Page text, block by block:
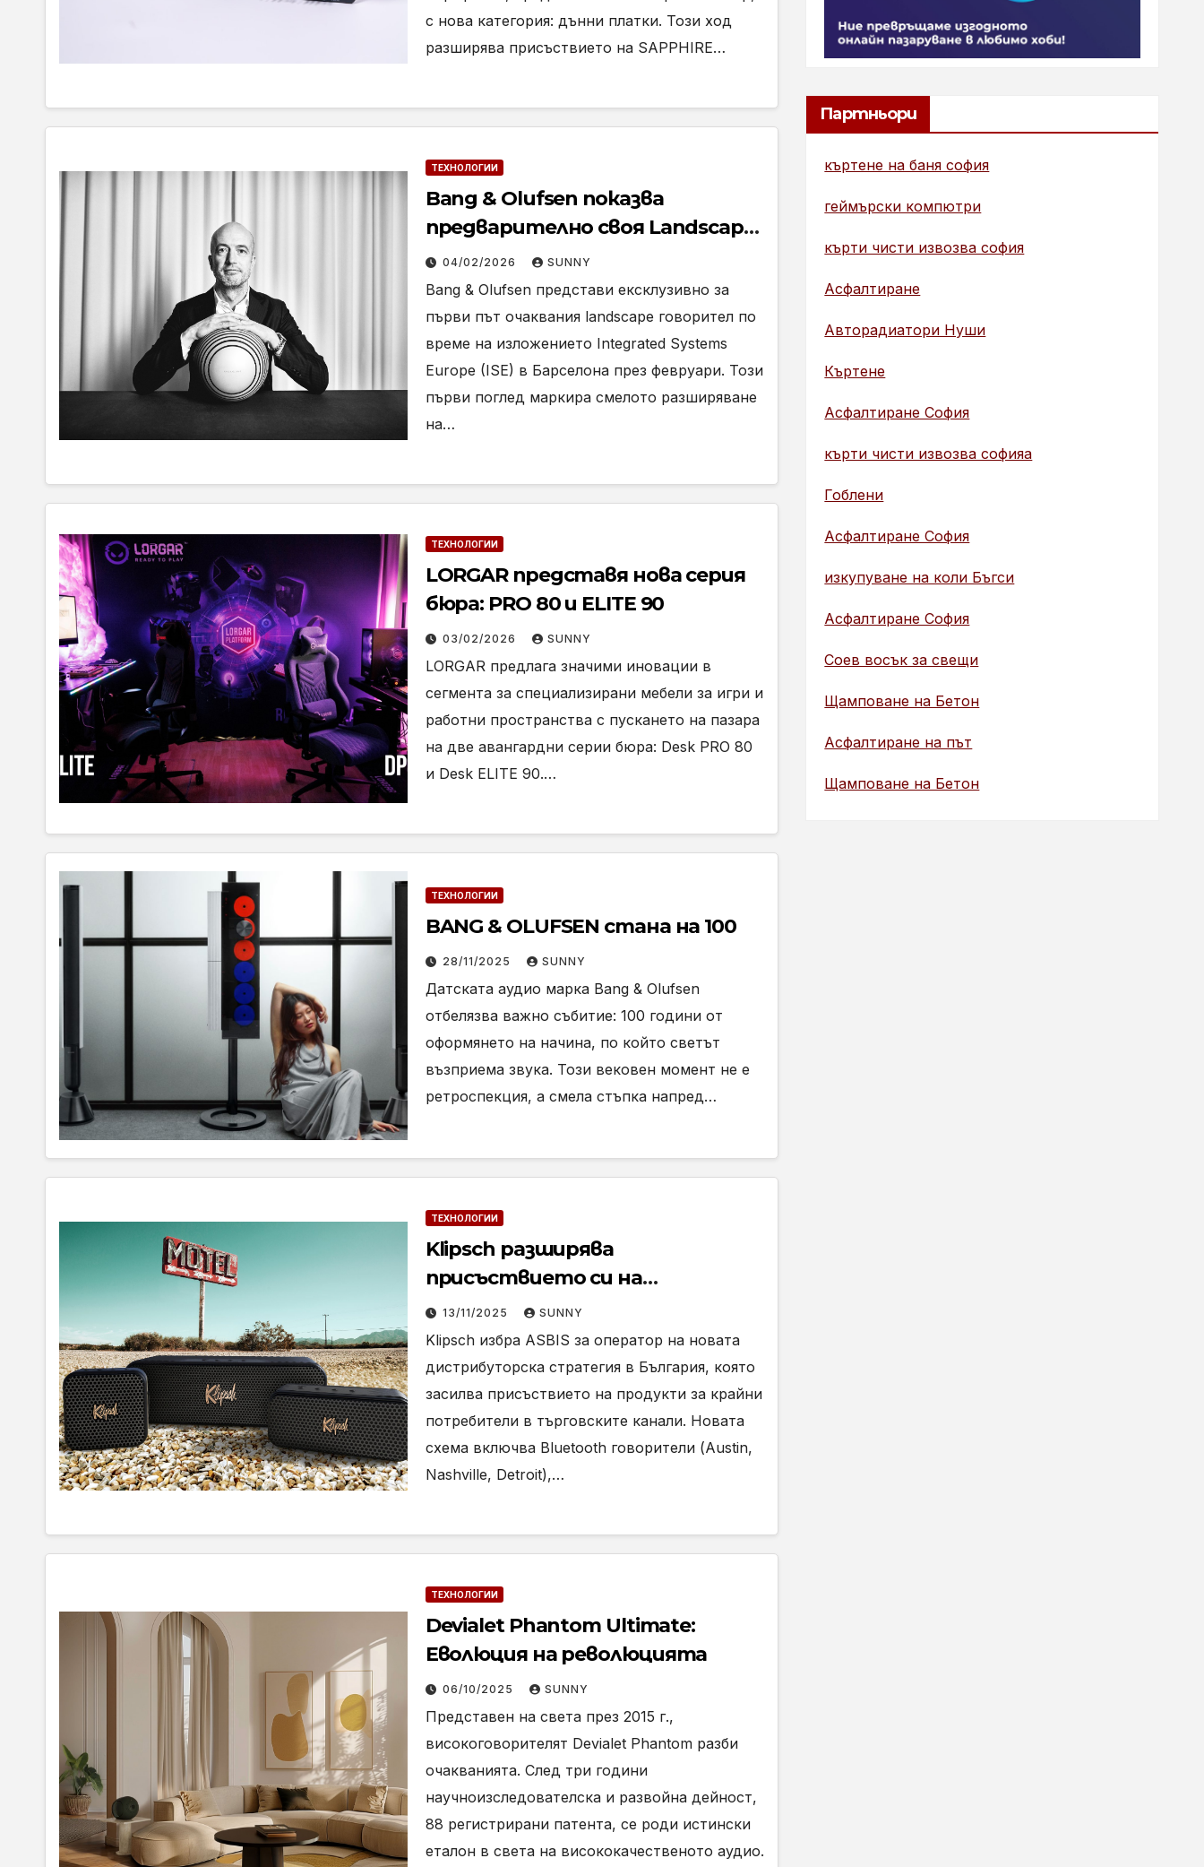
с нова категория: дънни платки. Този ход
разширява присъствието на SAPPHIRE…
ТЕХНОЛОГИИ
Bang & Olufsen показва
предварително своя Landscape
говорител на ISE 2026 в
Барселона
04/02/2026 SUNNY
Bang & Olufsen представи ексклузивно за
първи път очаквания landscape говорител по
време на изложението Integrated Systems
Europe (ISE) в Барселона през февруари. Този
първи поглед маркира смелото разширяване
на…
ТЕХНОЛОГИИ
LORGAR представя нова серия
бюра: PRO 80 и ELITE 90
03/02/2026 SUNNY
LORGAR предлага значими иновации в
сегмента за специализирани мебели за игри и
работни пространства с пускането на пазара
на две авангардни серии бюра: Desk PRO 80
и Desk ELITE 90.…
ТЕХНОЛОГИИ
BANG & OLUFSEN стана на 100
28/11/2025 SUNNY
Датската аудио марка Bang & Olufsen
отбелязва важно събитие: 100 години от
оформянето на начина, по който светът
възприема звука. Този вековен момент не е
ретроспекция, а смела стъпка напред…
ТЕХНОЛОГИИ
Klipsch разширява
присъствието си на
българския пазар, пренасяйки
американския звук по-близо до
домовете
13/11/2025 SUNNY
Klipsch избра ASBIS за оператор на новата
дистрибуторска стратегия в България, която
засилва присъствието на продукти за крайни
потребители в търговските канали. Новата
схема включва Bluetooth говорители (Austin,
Nashville, Detroit),…
ТЕХНОЛОГИИ
Devialet Phantom Ultimate:
Еволюция на революцията
06/10/2025 SUNNY
Представен на света през 2015 г.,
високоговорителят Devialet Phantom разби
очакванията. След три години
научноизследователска и развойна дейност,
88 регистрирани патента, се роди истински
еталон в света на висококачественото аудио.
Партньори
къртене на баня софия
геймърски компютри
кърти чисти извозва софия
Асфалтиране
Авторадиатори Нуши
Къртене
Асфалтиране София
кърти чисти извозва софияа
Гоблени
Асфалтиране София
изкупуване на коли Бъгси
Асфалтиране София
Соев восък за свещи
Щамповане на Бетон
Асфалтиране на път
Щамповане на Бетон